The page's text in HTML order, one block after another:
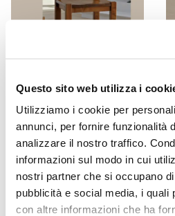
Questo sito web utilizza i
Utilizziamo i cookie per
annunci, per fornire funzionalità
analizzare il nostro traffico.
informazioni sul modo in cui
nostri partner che si occupano
pubblicità e social media, i quali
con altre informazioni che ha
VIADURINI LIVING
كرسي مطبخ كلاسيكي من
خشب الزان الصلب، صنع في
إيطاليا - لافينيا
- 20% AR 1.235,63AR 988,51